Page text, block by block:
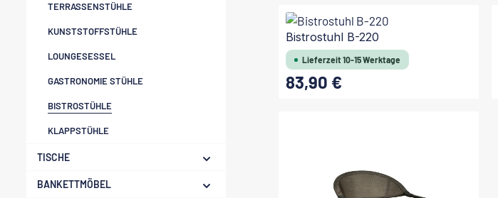
TERRASSENSTÜHLE
KUNSTSTOFFSTÜHLE
LOUNGESESSEL
GASTRONOMIE STÜHLE
BISTROSTÜHLE
KLAPPSTÜHLE
TISCHE
BANKETTMÖBEL
Bistrostuhl B-220
Lieferzeit 10-15 Werktage
Regulärer Preis:
83,90 €